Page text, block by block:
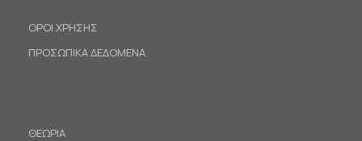
ΟΡΟΙ ΧΡΗΣΗΣ
ΠΡΟΣΩΠΙΚΑ ΔΕΔΟΜΕΝΑ
ΘΕΩΡΙΑ